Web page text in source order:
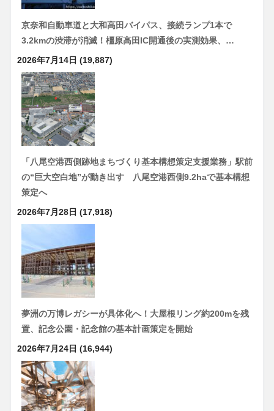
京奈和自動車道と大和高田バイパス、接続ランプ1本で
3.2kmの渋滞が消滅！橿原高田IC開通後の実測効果、…
2026年7月14日 (19,887)
「八尾空港西側跡地まちづくり基本構想策定支援業務」駅前
の“巨大空白地”が動き出す 八尾空港西側9.2haで基本構想
策定へ
2026年7月28日 (17,918)
夢洲の万博レガシーが具体化へ！大屋根リング約200mを残
置、記念公園・記念館の基本計画策定を開始
2026年7月24日 (16,944)